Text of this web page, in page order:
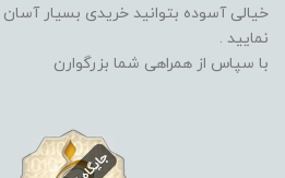
خیالی آسوده بتوانید خریدی بسیار
نمایید .
با سپاس از همراهی شما بزرگوارن